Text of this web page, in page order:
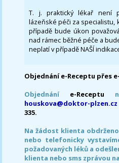
T. j. praktický lékař není
lázeňské péči za specialistu,
případě bude úkon
nad rámec běžné péče a
neplatí v případě NAŠÍ
Objednání e-Receptu přes
Objednání e-Receptu
houskova@doktor-plzen.cz
335.
Na žádost klienta
nebo telefonicky
požadovaných léků a
klienta nebo sms zprávou